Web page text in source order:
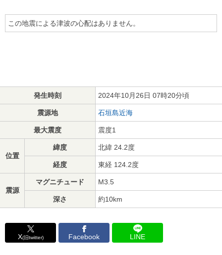
この地震による津波の心配はありません。
発生時刻 2024年10月26日 07時20分頃
震源地 石垣島近海
最大震度 震度1
位置
緯度 北緯 24.2度
経度 東経 124.2度
震源
マグニチュード M3.5
深さ 約10km
X(旧twitter) Facebook LINE